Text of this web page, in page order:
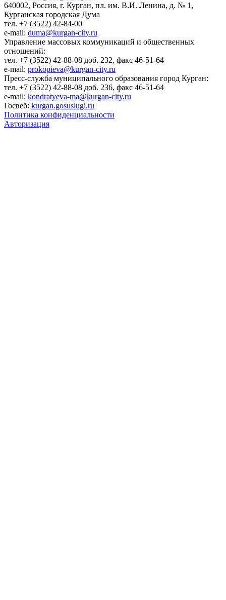
640002, Россия, г. Курган, пл. им. В.И. Ленина, д. № 1,
Курганская городская Дума
тел. +7 (3522) 42-84-00
e-mail: duma@kurgan-city.ru
Управление массовых коммуникаций и общественных
отношений:
тел. +7 (3522) 42-88-08 доб. 232, факс 46-51-64
e-mail: prokopieva@kurgan-city.ru
Пресс-служба муниципального образования город Курган:
тел. +7 (3522) 42-88-08 доб. 236, факс 46-51-64
e-mail: kondratyeva-ma@kurgan-city.ru
Госвеб: kurgan.gosuslugi.ru
Политика конфиденциальности
Авторизация